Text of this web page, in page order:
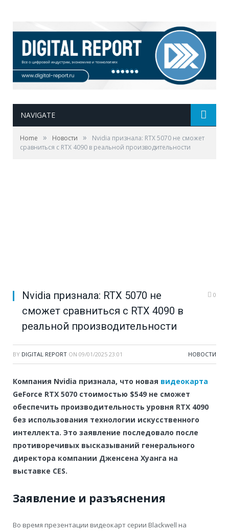
NAVIGATE
Home » Новости »
Nvidia признала: RTX 5070 не сможет
сравниться с RTX 4090 в реальной производительности
Nvidia признала: RTX 5070 не
сможет сравниться с RTX 4090 в
реальной производительности
0
BY DIGITAL REPORT ON 09/01/2025 23:01 НОВОСТИ
Компания Nvidia признала, что новая видеокарта
GeForce RTX 5070 стоимостью $549 не сможет
обеспечить производительность уровня RTX 4090
без использования технологии искусственного
интеллекта. Это заявление последовало после
противоречивых высказываний генерального
директора компании Дженсена Хуанга на
выставке CES.
Заявление и разъяснения
Во время презентации видеокарт серии Blackwell на